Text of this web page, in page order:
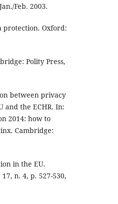
Feb. 2003.
protection. Oxford:
Polity Press,
between privacy
and the ECHR. In:
2014: how to
Cambridge:
in the EU.
n. 4, p. 527-530,